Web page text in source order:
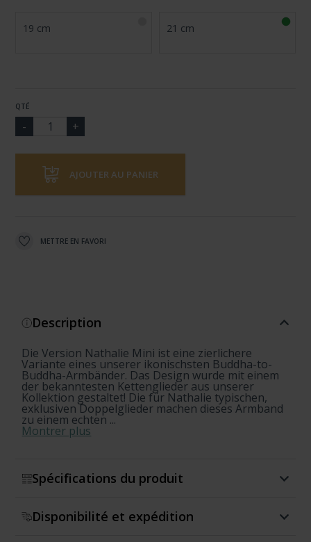
19 cm 21 cm
QTÉ
AJOUTER AU PANIER
METTRE EN FAVORI
Description
Die Version Nathalie Mini ist eine zierlichere
Variante eines unserer ikonischsten Buddha-to-
Buddha-Armbänder. Das Design wurde mit einem
der bekanntesten Kettenglieder aus unserer
Kollektion gestaltet! Die für Nathalie typischen,
exklusiven Doppelglieder machen dieses Armband
zu einem echten ...
Montrer plus
Spécifications du produit
Disponibilité et expédition